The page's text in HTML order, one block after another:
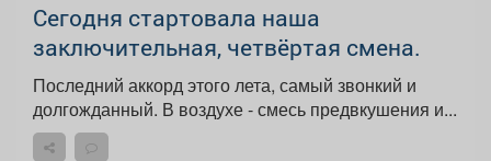
Сегодня стартовала наша
заключительная, четвёртая смена.
Последний аккорд этого лета, самый звонкий и
долгожданный. В воздухе - смесь предвкушения и...